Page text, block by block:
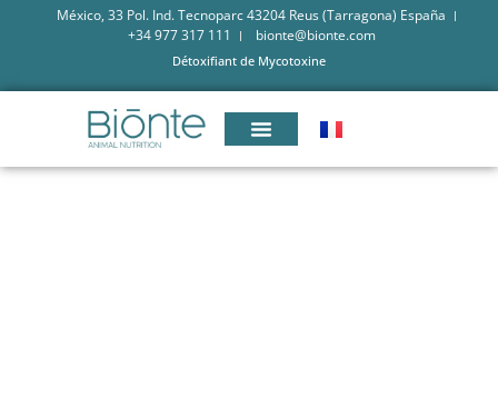
México, 33 Pol. Ind. Tecnoparc 43204 Reus (Tarragona) España
+34 977 317 111
bionte@bionte.com
Détoxifiant de Mycotoxine